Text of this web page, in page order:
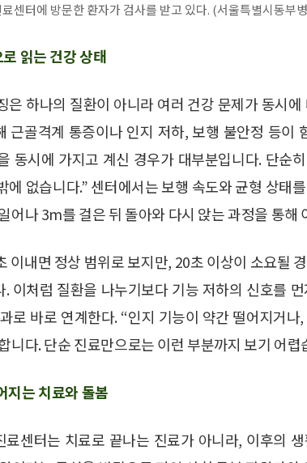
센터에 방문한 환자가 검사를 받고 있다. (서울특별시동부
읽는 건강 상태
은 하나의 질환이 아니라 여러 건강 문제가 동시
근골격계 통증이나 인지 저하, 보행 불안정 등이
동시에 가지고 계신 경우가 대부분입니다. 단순
에 없습니다.” 센터에서는 보행 속도와 균형 상태
어나 3m를 걸은 뒤 돌아와 다시 앉는 과정을 통해
이내면 정상 범위로 보지만, 20초 이상이 소요될
. 이처럼 질환을 나누기보다 기능 저하의 신호를
로 바로 연계한다. “인지 기능이 약간 떨어지거
니다. 단순 진료만으로는 이런 부분까지 보기 어렵
지는 치료와 돌봄
료센터는 치료로 끝나는 진료가 아니라, 이후의